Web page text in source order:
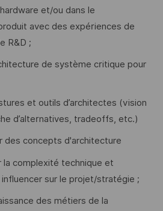
et/ou dans le
avec des expériences de
R&D ;
de système critique pour
et outils d’architectes (vision
d’alternatives, tradeoffs, etc.)
des concepts d'architecture
la complexité technique et
sur le projet/stratégie ;
des métiers de la